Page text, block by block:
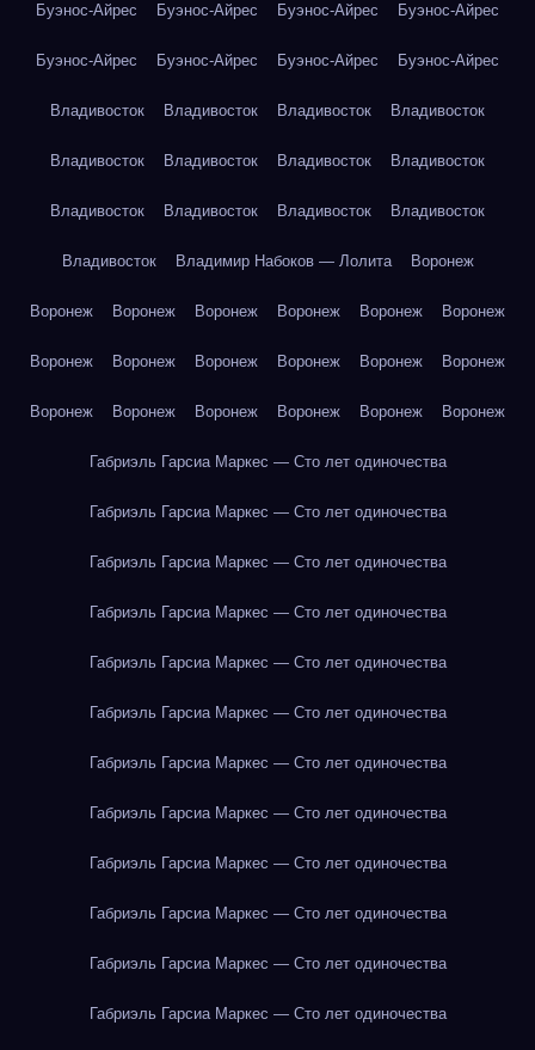
Буэнос-Айрес Буэнос-Айрес Буэнос-Айрес Буэнос-Айрес
Буэнос-Айрес Буэнос-Айрес Буэнос-Айрес Буэнос-Айрес
Владивосток Владивосток Владивосток Владивосток
Владивосток Владивосток Владивосток Владивосток
Владивосток Владивосток Владивосток Владивосток
Владивосток Владимир Набоков — Лолита Воронеж
Воронеж Воронеж Воронеж Воронеж Воронеж Воронеж
Воронеж Воронеж Воронеж Воронеж Воронеж Воронеж
Воронеж Воронеж Воронеж Воронеж Воронеж Воронеж
Габриэль Гарсиа Маркес — Сто лет одиночества
Габриэль Гарсиа Маркес — Сто лет одиночества
Габриэль Гарсиа Маркес — Сто лет одиночества
Габриэль Гарсиа Маркес — Сто лет одиночества
Габриэль Гарсиа Маркес — Сто лет одиночества
Габриэль Гарсиа Маркес — Сто лет одиночества
Габриэль Гарсиа Маркес — Сто лет одиночества
Габриэль Гарсиа Маркес — Сто лет одиночества
Габриэль Гарсиа Маркес — Сто лет одиночества
Габриэль Гарсиа Маркес — Сто лет одиночества
Габриэль Гарсиа Маркес — Сто лет одиночества
Габриэль Гарсиа Маркес — Сто лет одиночества